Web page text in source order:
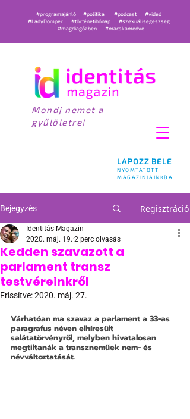
LAPOZZ BELE
NYOMTATOTT
MAGAZINJAINKBA
#programajánló #politika #podcast
#videó
#LadyDömper
#történetihónap
#szexuálisegészség
#magdiagőzben
#macskamedve
Mondj nemet a
gyűlöletre!
Bejegyzés Regisztráció
Kedden szavazott a
parlament transz
testvéreinkről
Identitás Magazin
2020. máj. 19. 2 perc olvasás
Frissítve:2020. máj. 27.
Várhatóan ma szavaz a parlament a 33-as
paragrafus néven elhíresült
salátatörvényről, melyben hivatalosan
megtiltanák a transzneműek nem- és
névváltoztatását.